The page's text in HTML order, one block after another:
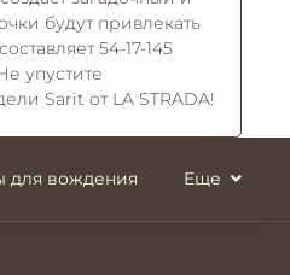
будут привлекать
54-17-145
упустите
Sarit от LA STRADA!
для вождения Еще